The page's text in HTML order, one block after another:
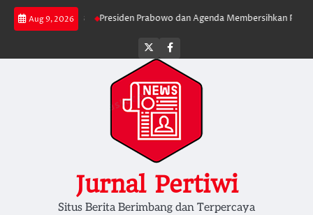
Skip
Aug 9, 2026
Serius Presiden Prabowo dan Agenda Membersihkan
Twitterfacebook
Jurnal Pertiwi
Situs Berita Berimbang dan Terpercaya